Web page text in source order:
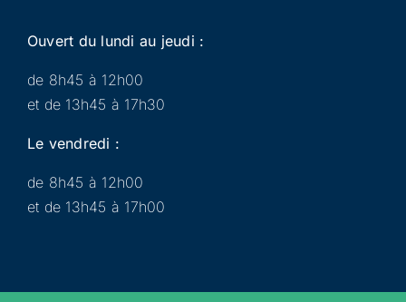
Ouvert du lundi au jeudi :
de 8h45 à 12h00
et de 13h45 à 17h30
Le vendredi :
de 8h45 à 12h00
et de 13h45 à 17h00